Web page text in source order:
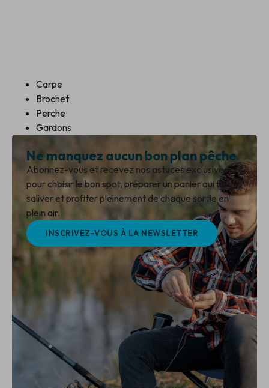
Carpe
Brochet
Perche
Gardons
Ne manquez aucun bon plan pêche
Abonnez-vous et recevez nos astuces exclusives
pour choisir le bon spot, préparer un panier qui fait
saliver et profiter pleinement de chaque sortie en
plein air.
INSCRIVEZ-VOUS À LA NEWSLETTER